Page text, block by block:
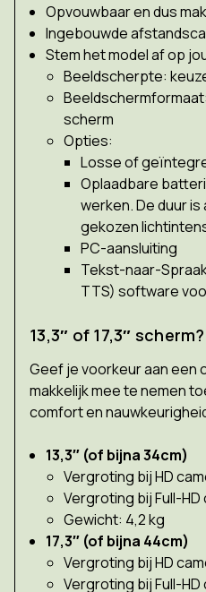
Opvouwbaar en dus
Ingebouwde
Stem het model af op
Beeldscherpte:
Beeldschermformaat:
scherm
Opties:
Losse of
Oplaadbare
werken. De duur is
gekozen
PC-aansluiting
Tekst-naar-
TTS) software
13,3″ of 17,3″ scherm?
Geef je voorkeur aan een
makkelijk mee te nemen
comfort en
13,3″ (of bijna 34cm)
Vergroting bij HD
Vergroting bij Full-HD
Gewicht: 4,2 kg
17,3″ (of bijna 44cm)
Vergroting bij HD
Vergroting bij Full-